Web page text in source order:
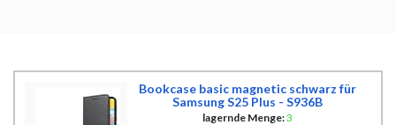
Bookcase basic magnetic schwarz für
Samsung S25 Plus - S936B
lagernde Menge:3